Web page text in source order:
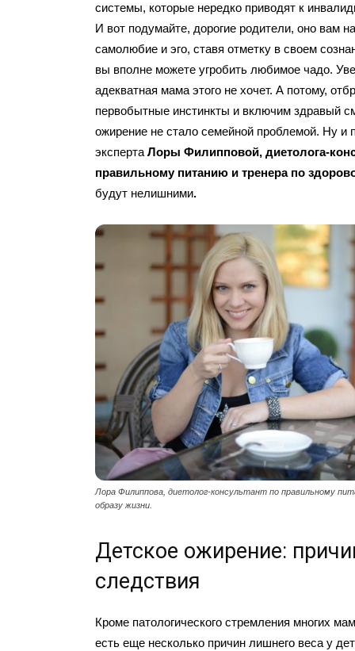
системы, которые нередко приводят к
И вот подумайте, дорогие родители, оно вам
самолюбие и эго, ставя отметку в своем
вы вполне можете угробить любимое чадо.
адекватная мама этого не хочет. А потому,
первобытные инстинкты и включим здравый
ожирение не стало семейной проблемой. Ну и
экспертаЛоры Филипповой, диетолога-
правильному питанию и тренерапо
будут нелишними.
Лора Филиппова, диетолог-консультант по правильному
образу жизни.
Детское ожирение:
следствия
Кроме патологического стремления многих
есть еще несколько причин лишнего веса у